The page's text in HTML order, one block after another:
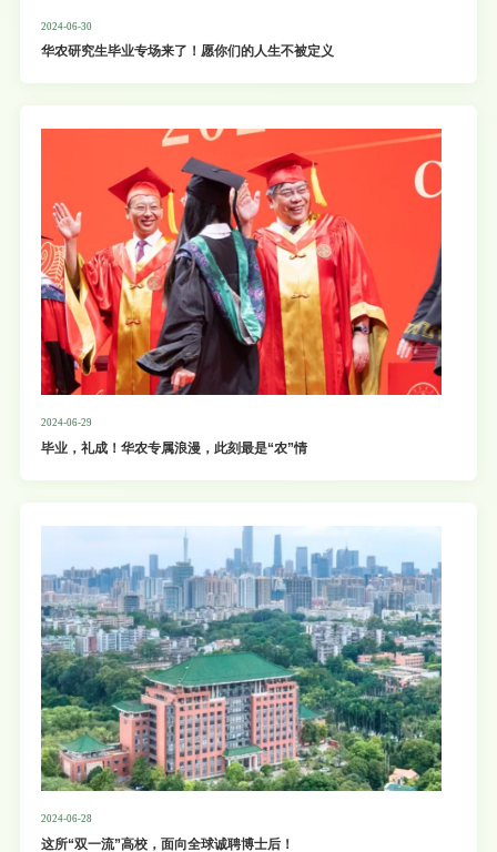
2024-06-30
华农研究生毕业专场来了！愿你们的人生不被定义
2024-06-29
毕业，礼成！华农专属浪漫，此刻最是“农”情
2024-06-28
这所“双一流”高校，面向全球诚聘博士后！